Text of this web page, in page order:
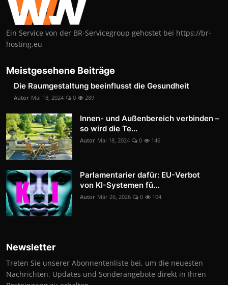
Ein Service von der BR-Servicegroup gehostet bei https://br-
hosting.eu
Meistgesehene Beiträge
Die Raumgestaltung beeinflusst die Gesundheit
Autor Mai 18, 2024 0 289
Innen- und Außenbereich verbinden –
so wird die Te...
Autor Mai 18, 2024 0 146
Parlamentarier dafür: EU-Verbot
von KI-Systemen fü...
Autor Mär 26, 2026 0 104
Newsletter
Treten Sie unserer Abonnentenliste bei, um die neuesten
Nachrichten, Updates und Sonderangebote direkt in Ihren